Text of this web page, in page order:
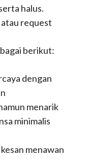
halus.
request
berikut:
dengan
menarik
minimalis
menawan